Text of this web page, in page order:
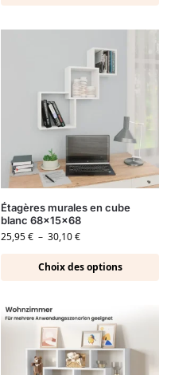
Étagères murales en cube
blanc 68x15x68
25,95€ – 30,10€
Choix des options